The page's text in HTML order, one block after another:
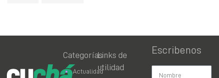
Categorías
Actualidad
Links de
utilidad
Escribenos